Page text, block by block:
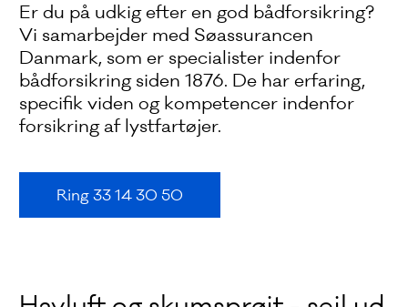
Er du på udkig efter en god bådforsikring?
Vi samarbejder med Søassurancen
Danmark, som er specialister indenfor
bådforsikring siden 1876. De har erfaring,
specifik viden og kompetencer indenfor
forsikring af lystfartøjer.
Ring 33 14 30 50